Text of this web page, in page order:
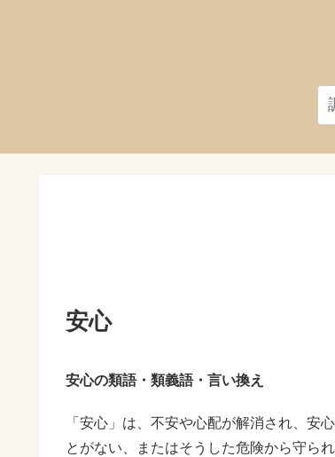
安心
安心の類語・類義語・言い換え
「安心」は、不安や心配が解消され、安
とがない、またはそうした危険から守ら